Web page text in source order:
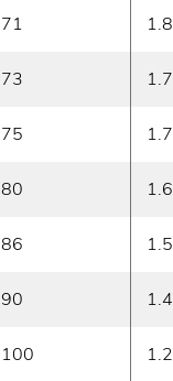
71 1.8
73 1.7
75 1.7
80 1.6
86 1.5
90 1.4
100 1.2